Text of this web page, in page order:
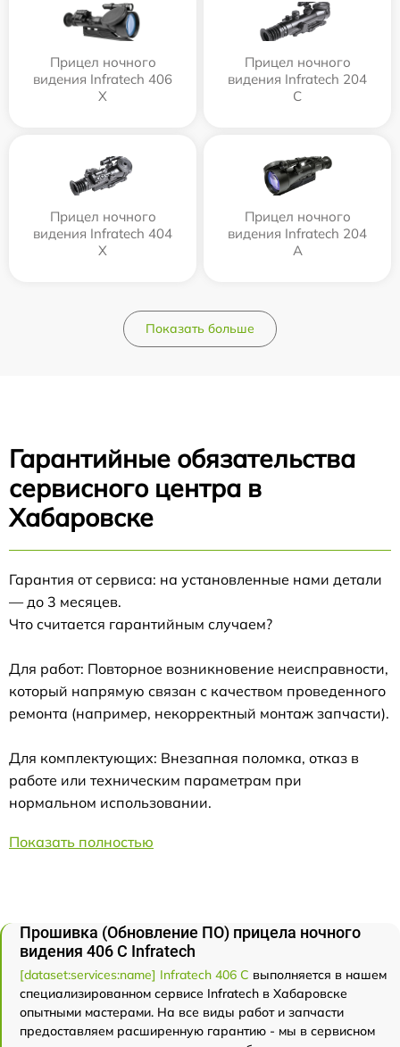
Прицел ночного
видения Infratech 406
Х
Прицел ночного
видения Infratech 204
С
Прицел ночного
видения Infratech 404
Х
Прицел ночного
видения Infratech 204
А
Показать больше
Гарантийные обязательства
сервисного центра в
Хабаровске
Гарантия от сервиса: на установленные нами детали
— до 3 месяцев.
Что считается гарантийным случаем?
Для работ: Повторное возникновение неисправности,
который напрямую связан с качеством проведенного
ремонта (например, некорректный монтаж запчасти).
Для комплектующих: Внезапная поломка, отказ в
работе или техническим параметрам при
нормальном использовании.
Показать полностью
Прошивка (Обновление ПО) прицела ночного
видения 406 С Infratech
[dataset:services:name] Infratech 406 С выполняется в нашем
специализированном сервисе Infratech в Хабаровске
опытными мастерами. На все виды работ и запчасти
предоставляем расширенную гарантию - мы в сервисном